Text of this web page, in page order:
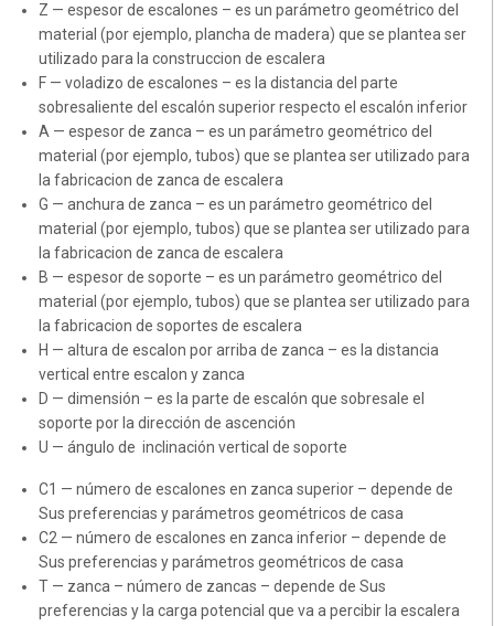
Z — espesor de escalones – es un parámetro geométrico del
material (por ejemplo, plancha de madera) que se plantea ser
utilizado para la construccion de escalera
F — voladizo de escalones – es la distancia del parte
sobresaliente del escalón superior respecto el escalón inferior
A — espesor de zanca – es un parámetro geométrico del
material (por ejemplo, tubos) que se plantea ser utilizado para
la fabricacion de zanca de escalera
G — anchura de zanca – es un parámetro geométrico del
material (por ejemplo, tubos) que se plantea ser utilizado para
la fabricacion de zanca de escalera
B — espesor de soporte – es un parámetro geométrico del
material (por ejemplo, tubos) que se plantea ser utilizado para
la fabricacion de soportes de escalera
H — altura de escalon por arriba de zanca – es la distancia
vertical entre escalon y zanca
D — dimensión – es la parte de escalón que sobresale el
soporte por la dirección de ascención
U — ángulo de inclinación vertical de soporte
C1 — número de escalones en zanca superior – depende de
Sus preferencias y parámetros geométricos de casa
C2 — número de escalones en zanca inferior – depende de
Sus preferencias y parámetros geométricos de casa
T — zanca – número de zancas – depende de Sus
preferencias y la carga potencial que va a percibir la escalera